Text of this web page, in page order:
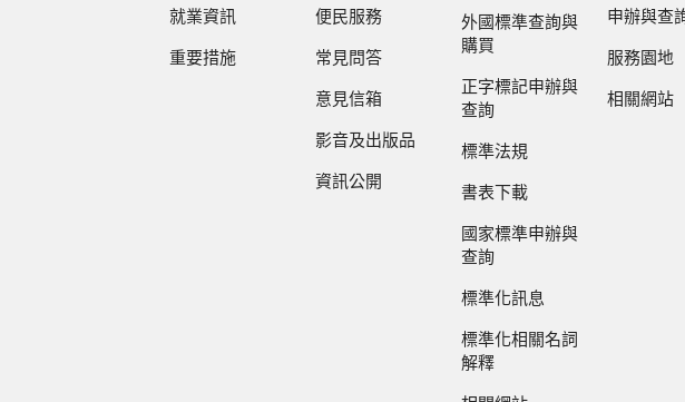
就業資訊
重要措施
便民服務
常見問答
意見信箱
影音及出版品
資訊公開
外國標準查詢與
購買
正字標記申辦與
查詢
標準法規
書表下載
國家標準申辦與
查詢
標準化訊息
標準化相關名詞
解釋
申辦與查
服務園地
相關網站